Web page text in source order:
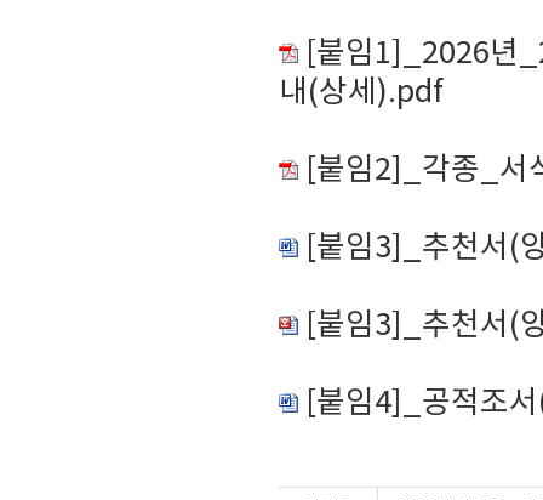
[붙임1]_2026년
내(상세).pdf
[붙임2]_각종_
[붙임3]_추천서(
[붙임3]_추천서(
[붙임4]_공적조